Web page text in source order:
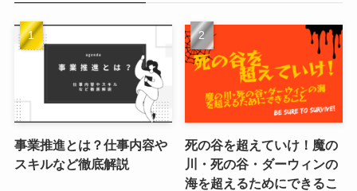
事業推進とは？仕事内容や
スキルなど徹底解説
死の谷を超えていけ！魔の
川・死の谷・ダーウィンの
海を超えるためにできるこ